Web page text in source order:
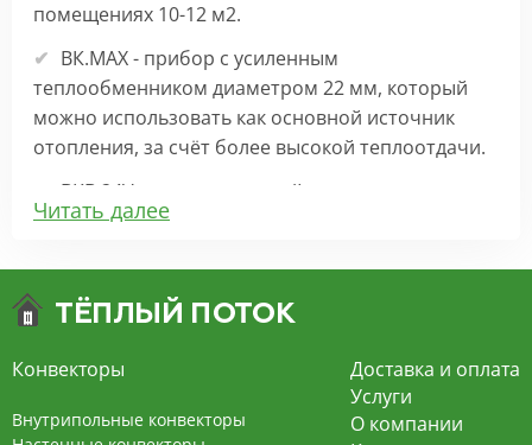
помещениях 10-12 м2.
ВК.МАХ - прибор с усиленным
теплообменником диаметром 22 мм, который
можно использовать как основной источник
отопления, за счёт более высокой теплоотдачи.
ВКВ 24V – внутрипольный конвектор
отопления с вентилятором на 24В подходит для
экономит электроэнергию и бесшумно работает.
конвекцией на 220В. За счет тангенциального
вентилятора создает принудительную
Читать далее
Конвекторы
Внутрипольные конвекторы
Доставка и оплата
Услуги
О компании